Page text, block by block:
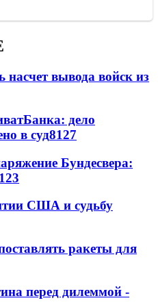
вывода войск из
дело
в суд8127
Бундесвера:
США и судьбу
ракеты для
перед дилеммой -